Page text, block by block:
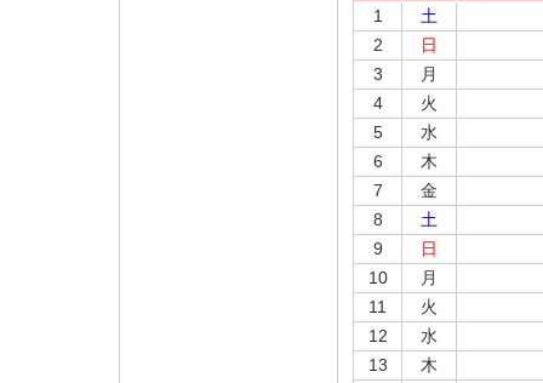
1
土
2
日
3
月
4
火
5
水
6
木
7
金
8
土
9
日
10
月
11
火
12
水
13
木